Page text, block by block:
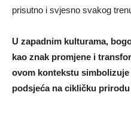
prisutno i svjesno svakog
U zapadnim kulturama,
kao znak promjene i
ovom kontekstu
podsjeća na cikličku